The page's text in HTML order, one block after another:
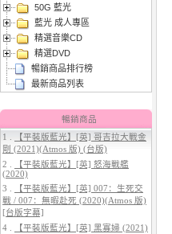
古古 (2026)[台版字幕]
4.【平裝版藍光】[英] 穿著PRADA
的惡魔 2 (2026)[台版字幕]
50G 藍光
藍光 成人專區
精選音樂CD
精選DVD
暢銷商品排行榜
最新商品列表
暢銷商品
1 .
【平裝版藍光】[英] 哥吉拉大戰金
剛 (2021)(Atmos 版) (台版)
2 .
【平裝版藍光】[英] 怒海戰艦
(2020)
3 .
【平裝版藍光】[英] 007：生死交
戰 / 007：無暇赴死 (2020)(Atmos 版)
[台版字幕]
4 .
【平裝版藍光】[英] 黑寡婦 (2021)